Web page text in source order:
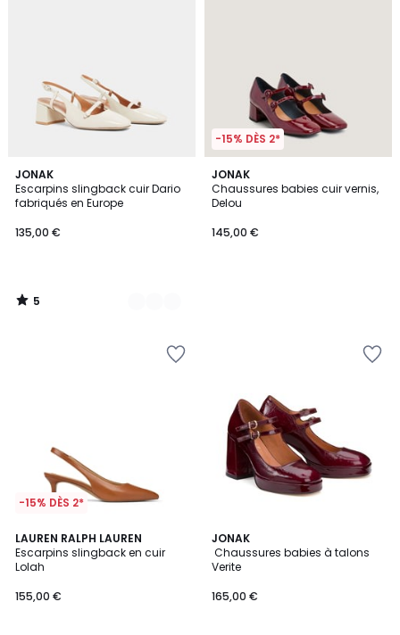
JONAK
Escarpins slingback cuir Dario
fabriqués en Europe
135,00 €
5
/
5
2
Couleurs
5
/
-15% DÈS 2*
JONAK
Chaussures babies cuir vernis,
Delou
145,00 €
-15% DÈS 2*
LAUREN RALPH LAUREN
Escarpins slingback en cuir
Lolah
155,00 €
2
Couleurs
JONAK
Chaussures babies à talons
Verite
165,00 €